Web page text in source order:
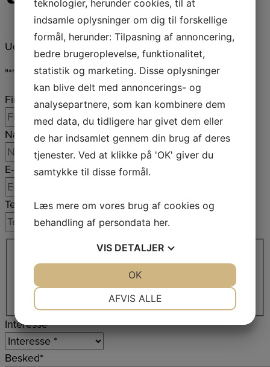
Udfyld formularen og vi kontakter dig
"*" indicates required fields
Firmanavn*
Navn
E-mail *
Telefon*
Adresselinje
Postnr.
Interesse
Besked*
teknologier, herunder cookies, til at
indsamle oplysninger om dig til forskellige
formål, herunder: Tilpasning af annoncering,
bedre brugeroplevelse, funktionalitet,
statistik og marketing. Disse oplysninger
kan blive delt med annoncerings- og
analysepartnere, som kan kombinere dem
med data, du tidligere har givet dem eller
de har indsamlet gennem din brug af deres
tjenester. Ved at klikke på 'OK' giver du
samtykke til disse formål.
Læs mere om vores brug af cookies og
behandling af persondata her.
VIS DETALJER
MARKETING
AFVIS ALLE
OK